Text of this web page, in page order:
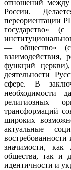
отношений между
России.
переориентации
государство»
— общество» (с
взаимодействия,
функций церкви),
деятельности
сфере. В
необходимости
религиозных
трансформаций
широких
актуальные
значимости, как
общества, так и
идентичности и